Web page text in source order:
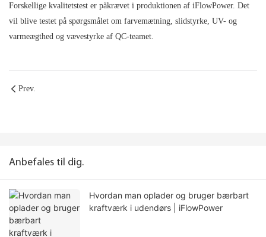
Forskellige kvalitetstest er påkrævet i produktionen af ​​iFlowPower. Det
vil blive testet på spørgsmålet om farvemætning, slidstyrke, UV- og
varmeægthed og vævestyrke af QC-teamet.
Prev.
Anbefales til dig.
Hvordan man oplader og bruger bærbart
kraftværk i udendørs | iFlowPower